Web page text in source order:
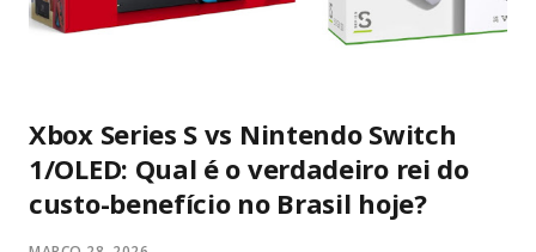
constitucional, a abertur...
Xbox Series S vs Nintendo Switch
1/OLED: Qual é o verdadeiro rei do
custo-benefício no Brasil hoje?